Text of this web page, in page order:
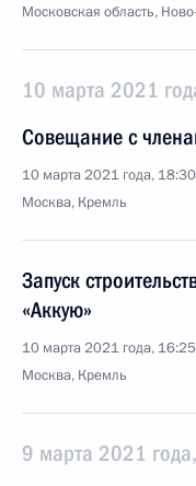
Московская область,
10 марта 2021
Совещание с
10 марта 2021 года, 18:30
Москва, Кремль
Запуск
«Аккую»
10 марта 2021 года, 16:25
Москва, Кремль
9 марта 2021